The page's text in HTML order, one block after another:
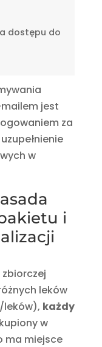
dostępu do
jest
za
w
i
leków
leków), każdy
w
ma miejsce